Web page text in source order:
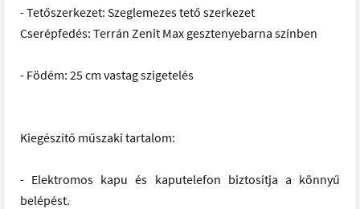
- Tetőszerkezet: Szeglemezes tető szerkezet
Cserépfedés: Terrán Zenit Max gesztenyebarna színben
- Födém: 25 cm vastag szigetelés
Kiegészítő műszaki tartalom:
- Elektromos kapu és kaputelefon biztosítja a könnyű
belépést.